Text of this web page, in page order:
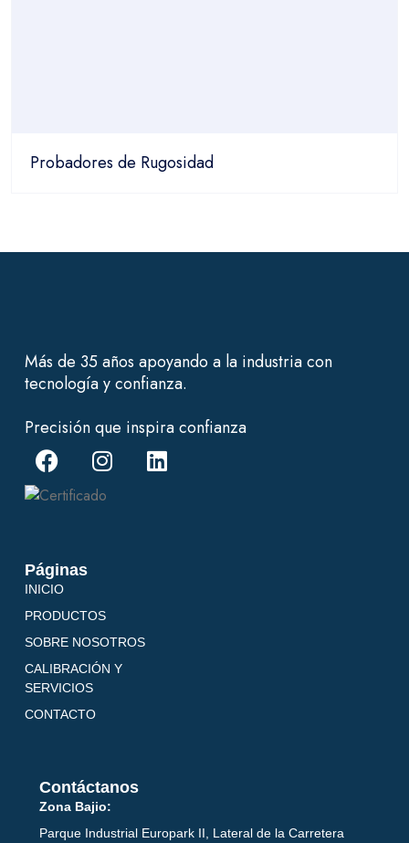
Probadores de Rugosidad
Más de 35 años apoyando a la industria con
tecnología y confianza.
Precisión que inspira confianza
Páginas
INICIO
PRODUCTOS
SOBRE NOSOTROS
CALIBRACIÓN Y
SERVICIOS
CONTACTO
Contáctanos
Zona Bajio:
Parque Industrial Europark II, Lateral de la Carretera